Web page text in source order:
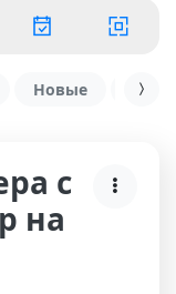
Новые С
с
на